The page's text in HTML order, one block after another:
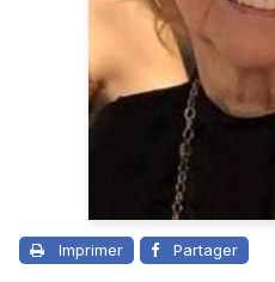
Imprimer Partager